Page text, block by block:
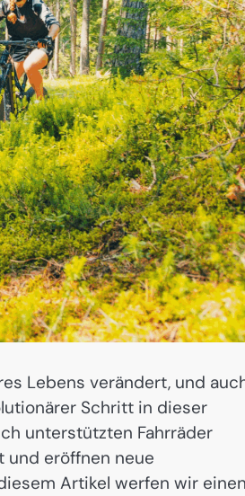
Lebens verändert, und
Schritt in dieser
unterstützten Fahrräder
und eröffnen neue
Artikel werfen wir